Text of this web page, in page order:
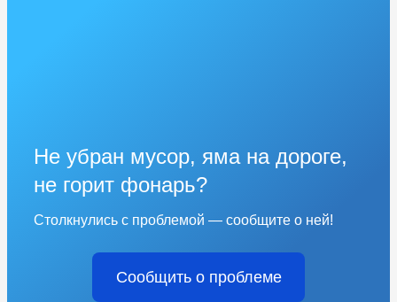
Не убран мусор, яма на дороге,
не горит фонарь?
Столкнулись с проблемой — сообщите о ней!
Сообщить о проблеме